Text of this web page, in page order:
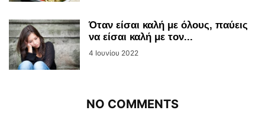
Όταν είσαι καλή με όλους, παύεις
να είσαι καλή με τον...
4 Ιουνίου 2022
NO COMMENTS